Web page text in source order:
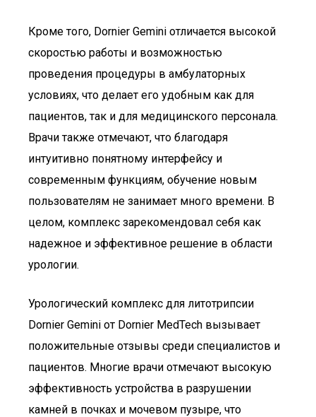
Кроме того, Dornier Gemini отличается высокой
скоростью работы и возможностью
проведения процедуры в амбулаторных
условиях, что делает его удобным как для
пациентов, так и для медицинского персонала.
Врачи также отмечают, что благодаря
интуитивно понятному интерфейсу и
современным функциям, обучение новым
пользователям не занимает много времени. В
целом, комплекс зарекомендовал себя как
надежное и эффективное решение в области
урологии.
Урологический комплекс для литотрипсии
Dornier Gemini от Dornier MedTech вызывает
положительные отзывы среди специалистов и
пациентов. Многие врачи отмечают высокую
эффективность устройства в разрушении
камней в почках и мочевом пузыре, что